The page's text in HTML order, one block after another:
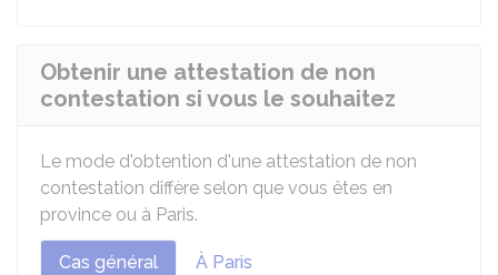
Obtenir une attestation de non
contestation si vous le souhaitez
Le mode d'obtention d'une attestation de non
contestation diffère selon que vous êtes en
province ou à Paris.
Cas général À Paris